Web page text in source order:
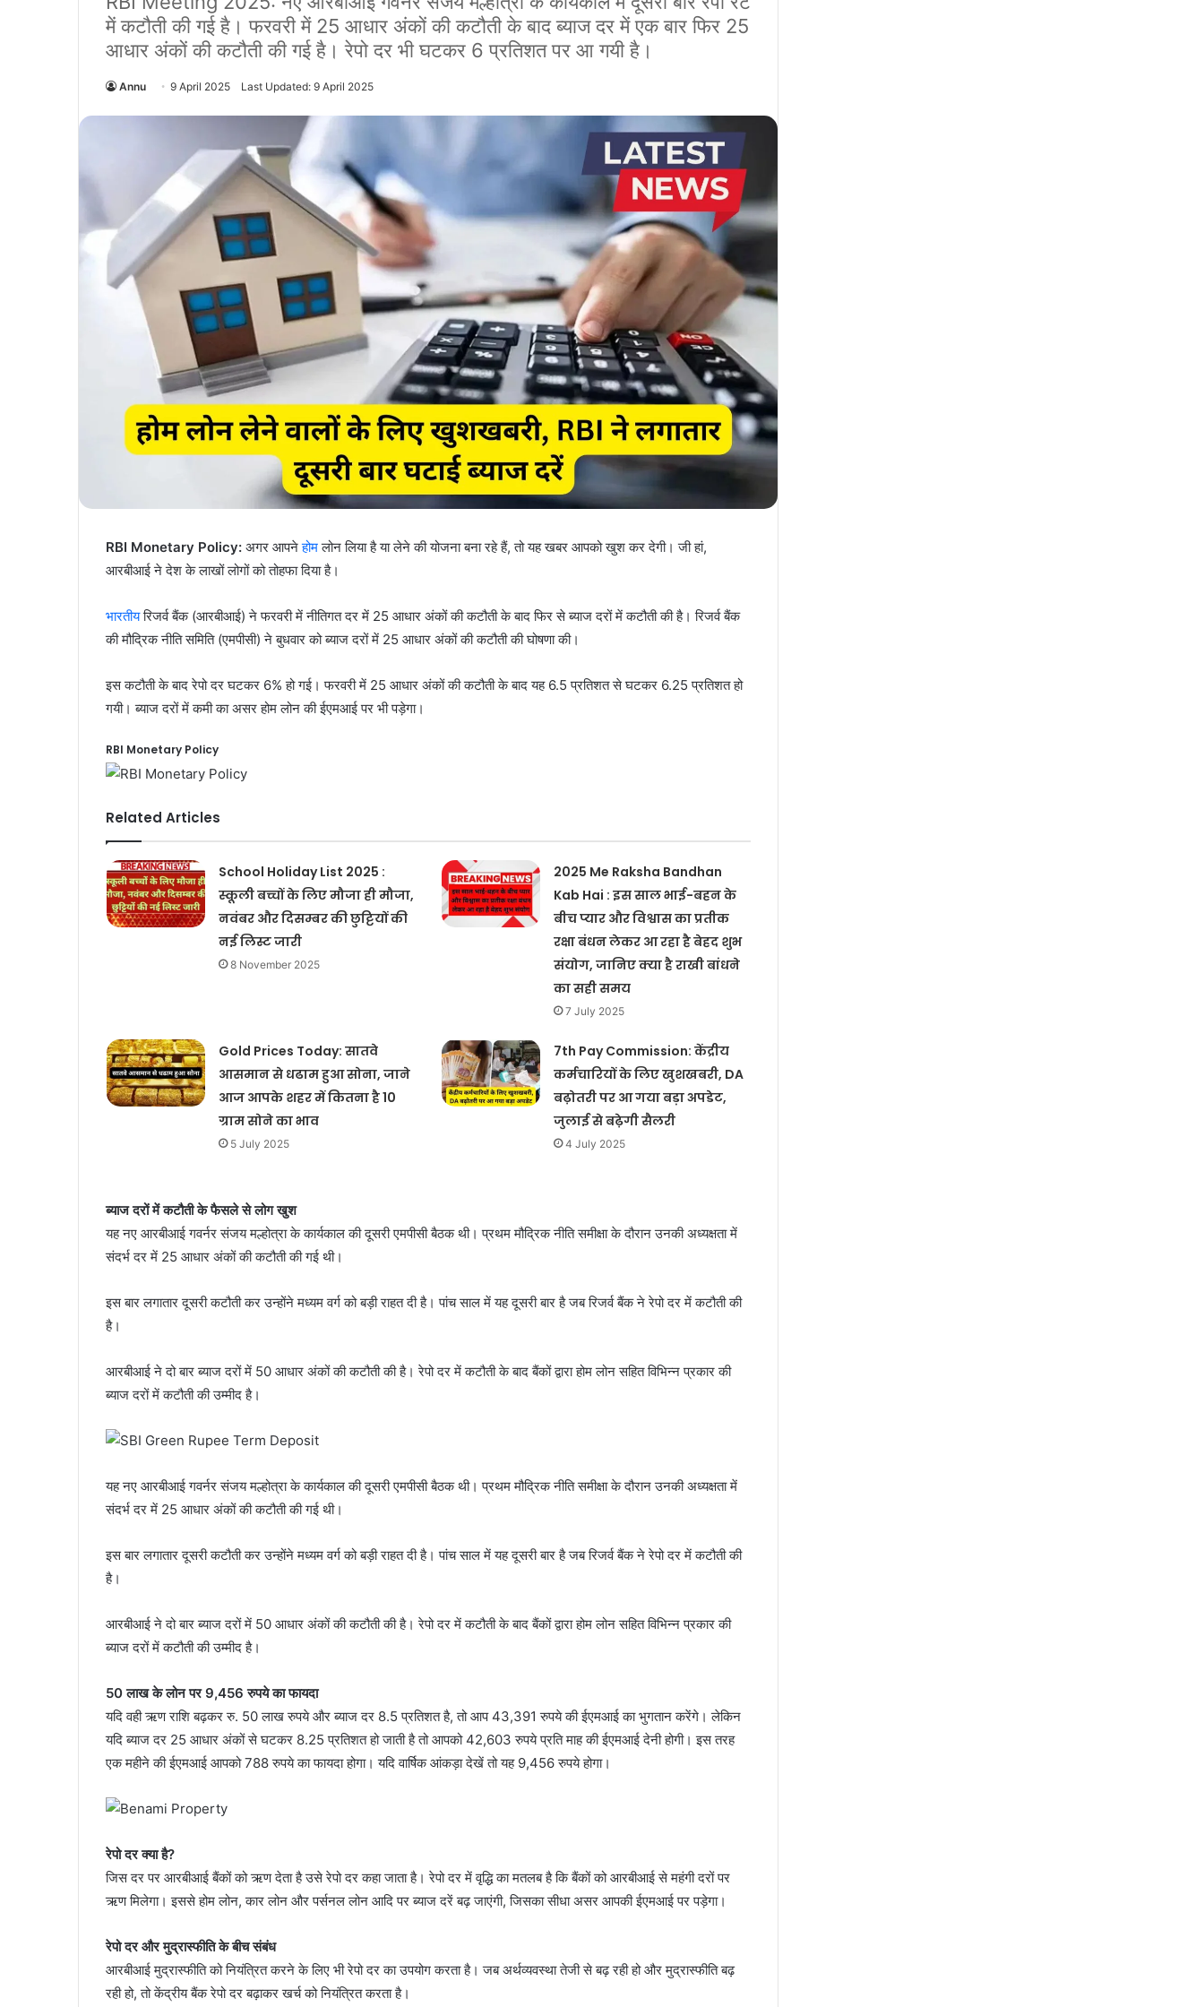
में कटौती की गई है। फरवरी में 25 आधार अंकों की कटौती के बाद ब्याज दर में एक बार फिर 25
आधार अंकों की कटौती की गई है। रेपो दर भी घटकर 6 प्रतिशत पर आ गयी है।
Annu 9 April 2025 Last Updated: 9 April 2025
RBI Monetary Policy: अगर आपनेहोमलोन लिया है या लेने की योजना बना रहे हैं, तो यह खबर आपको खुश कर देगी। जी हां,
आरबीआई ने देश के लाखों लोगों को तोहफा दिया है।
भारतीयरिजर्व बैंक (आरबीआई) ने फरवरी में नीतिगत दर में 25 आधार अंकों की कटौती के बाद फिर से ब्याज दरों में कटौती की है। रिजर्व बैंक
की मौद्रिक नीति समिति (एमपीसी) ने बुधवार को ब्याज दरों में 25 आधार अंकों की कटौती की घोषणा की।
इस कटौती के बाद रेपो दर घटकर 6% हो गई। फरवरी में 25 आधार अंकों की कटौती के बाद यह 6.5 प्रतिशत से घटकर 6.25 प्रतिशत हो
गयी। ब्याज दरों में कमी का असर होम लोन की ईएमआई पर भी पड़ेगा।
RBI Monetary Policy
Related Articles
School Holiday List 2025 :
स्कूली बच्चों के लिए मौजा ही मौजा,
नवंबर और दिसम्बर की छुट्टियों की
नई लिस्ट जारी
8 November 2025
2025 Me Raksha Bandhan
Kab Hai : इस साल भाई-बहन के
बीच प्यार और विश्वास का प्रतीक
रक्षा बंधन लेकर आ रहा है बेहद शुभ
संयोग, जानिए क्या है राखी बांधने
का सही समय
7 July 2025
Gold Prices Today: सातवे
आसमान से धढाम हुआ सोना, जाने
आज आपके शहर में कितना है 10
ग्राम सोने का भाव
5 July 2025
7th Pay Commission: केंद्रीय
कर्मचारियों के लिए खुशखबरी, DA
बढ़ोतरी पर आ गया बड़ा अपडेट,
जुलाई से बढ़ेगी सैलरी
4 July 2025
ब्याज दरों में कटौती के फैसले से लोग खुश
यह नए आरबीआई गवर्नर संजय मल्होत्रा ​​के कार्यकाल की दूसरी एमपीसी बैठक थी। प्रथम मौद्रिक नीति समीक्षा के दौरान उनकी अध्यक्षता में
संदर्भ दर में 25 आधार अंकों की कटौती की गई थी।
इस बार लगातार दूसरी कटौती कर उन्होंने मध्यम वर्ग को बड़ी राहत दी है। पांच साल में यह दूसरी बार है जब रिजर्व बैंक ने रेपो दर में कटौती की
है।
आरबीआई ने दो बार ब्याज दरों में 50 आधार अंकों की कटौती की है। रेपो दर में कटौती के बाद बैंकों द्वारा होम लोन सहित विभिन्न प्रकार की
ब्याज दरों में कटौती की उम्मीद है।
यह नए आरबीआई गवर्नर संजय मल्होत्रा ​​के कार्यकाल की दूसरी एमपीसी बैठक थी। प्रथम मौद्रिक नीति समीक्षा के दौरान उनकी अध्यक्षता में
संदर्भ दर में 25 आधार अंकों की कटौती की गई थी।
इस बार लगातार दूसरी कटौती कर उन्होंने मध्यम वर्ग को बड़ी राहत दी है। पांच साल में यह दूसरी बार है जब रिजर्व बैंक ने रेपो दर में कटौती की
है।
आरबीआई ने दो बार ब्याज दरों में 50 आधार अंकों की कटौती की है। रेपो दर में कटौती के बाद बैंकों द्वारा होम लोन सहित विभिन्न प्रकार की
ब्याज दरों में कटौती की उम्मीद है।
50 लाख के लोन पर 9,456 रुपये का फायदा
यदि वही ऋण राशि बढ़कर रु. 50 लाख रुपये और ब्याज दर 8.5 प्रतिशत है, तो आप 43,391 रुपये की ईएमआई का भुगतान करेंगे। लेकिन
यदि ब्याज दर 25 आधार अंकों से घटकर 8.25 प्रतिशत हो जाती है तो आपको 42,603 ​​​​रुपये प्रति माह की ईएमआई देनी होगी। इस तरह
एक महीने की ईएमआई आपको 788 रुपये का फायदा होगा। यदि वार्षिक आंकड़ा देखें तो यह 9,456 रुपये होगा।
रेपो दर क्या है?
जिस दर पर आरबीआई बैंकों को ऋण देता है उसे रेपो दर कहा जाता है। रेपो दर में वृद्धि का मतलब है कि बैंकों को आरबीआई से महंगी दरों पर
ऋण मिलेगा। इससे होम लोन, कार लोन और पर्सनल लोन आदि पर ब्याज दरें बढ़ जाएंगी, जिसका सीधा असर आपकी ईएमआई पर पड़ेगा।
रेपो दर और मुद्रास्फीति के बीच संबंध
आरबीआई मुद्रास्फीति को नियंत्रित करने के लिए भी रेपो दर का उपयोग करता है। जब अर्थव्यवस्था तेजी से बढ़ रही हो और मुद्रास्फीति बढ़
रही हो, तो केंद्रीय बैंक रेपो दर बढ़ाकर खर्च को नियंत्रित करता है।
Gold Silver Rate: सातवे आसमान से
ओन्धे मुह गिरे सोने चांदी के दाम, सोना एक
Railway Ticket price hike: रेल मे यात्रा
करने वालों के लिए बड़ी खबर, 1 जुलाई से